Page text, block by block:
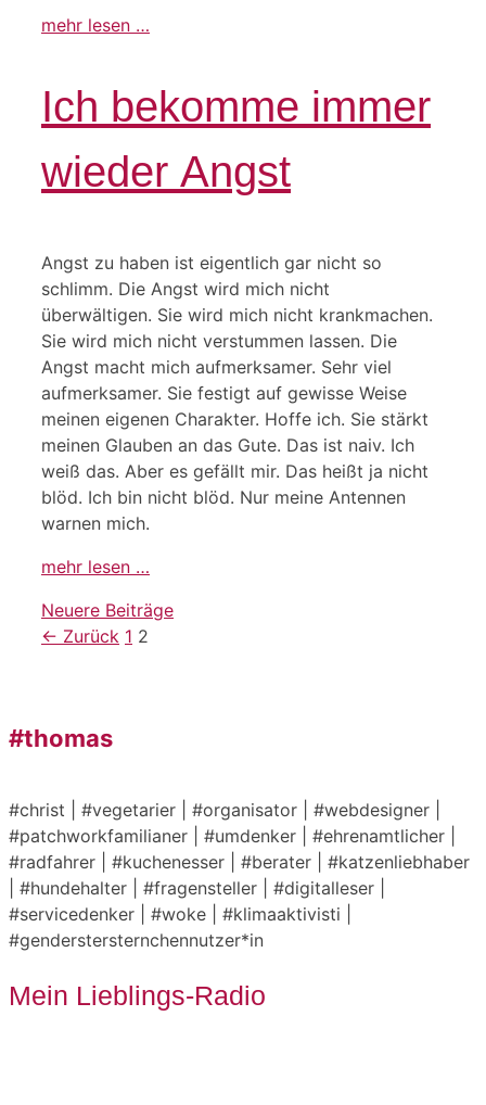
mehr lesen …
Ich bekomme immer
wieder Angst
Angst zu haben ist eigentlich gar nicht so
schlimm. Die Angst wird mich nicht
überwältigen. Sie wird mich nicht krankmachen.
Sie wird mich nicht verstummen lassen. Die
Angst macht mich aufmerksamer. Sehr viel
aufmerksamer. Sie festigt auf gewisse Weise
meinen eigenen Charakter. Hoffe ich. Sie stärkt
meinen Glauben an das Gute. Das ist naiv. Ich
weiß das. Aber es gefällt mir. Das heißt ja nicht
blöd. Ich bin nicht blöd. Nur meine Antennen
warnen mich.
mehr lesen …
Neuere Beiträge
← Zurück Seite
1 Seite
2
#thomas
#christ | #vegetarier | #organisator | #webdesigner |
#patchworkfamilianer | #umdenker | #ehrenamtlicher |
#radfahrer | #kuchenesser | #berater | #katzenliebhaber
| #hundehalter | #fragensteller | #digitalleser |
#servicedenker | #woke | #klimaaktivisti |
#genderstersternchennutzer*in
Mein Lieblings-Radio